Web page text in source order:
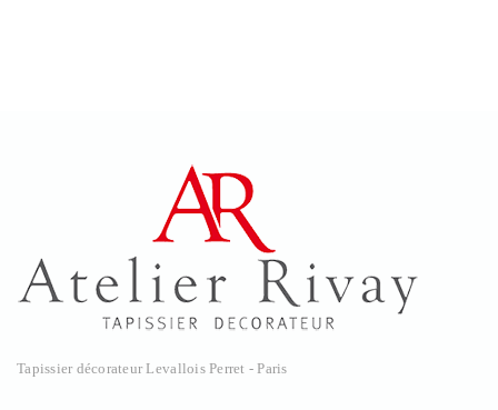
Tapissier décorateur Levallois Perret - Paris